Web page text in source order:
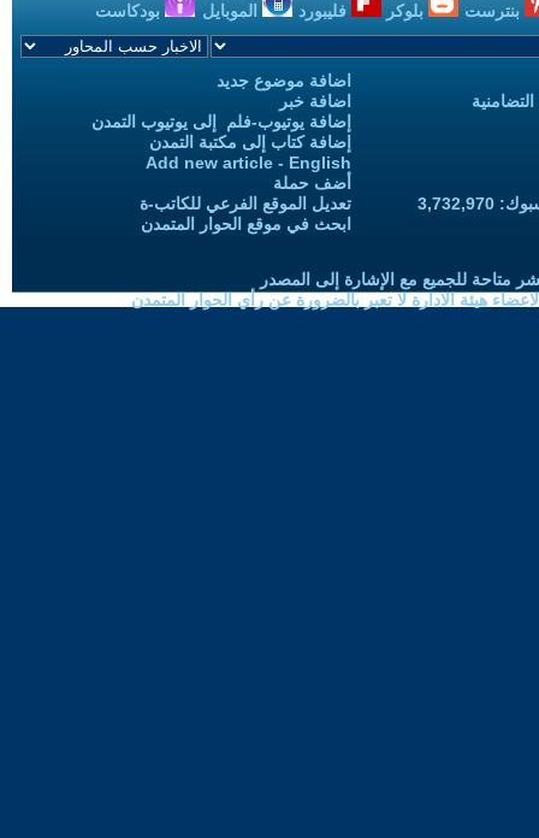
بنترست بلوكر فليبورد الموبايل بودكاست
اضافة موضوع جديد
اضافة خبر
إضافة يوتيوب-فلم إلى يوتيوب التمدن
إضافة كتاب إلى مكتبة التمدن
Add new article - English
أضف حملة
تعديل الموقع الفرعي للكاتب-ة
ابحث في موقع الحوار المتمدن
متاحة للجميع مع الإشارة إلى المصدر
هيئة الادارة لا تعبر بالضرورة عن رأي الحوار المتمدن